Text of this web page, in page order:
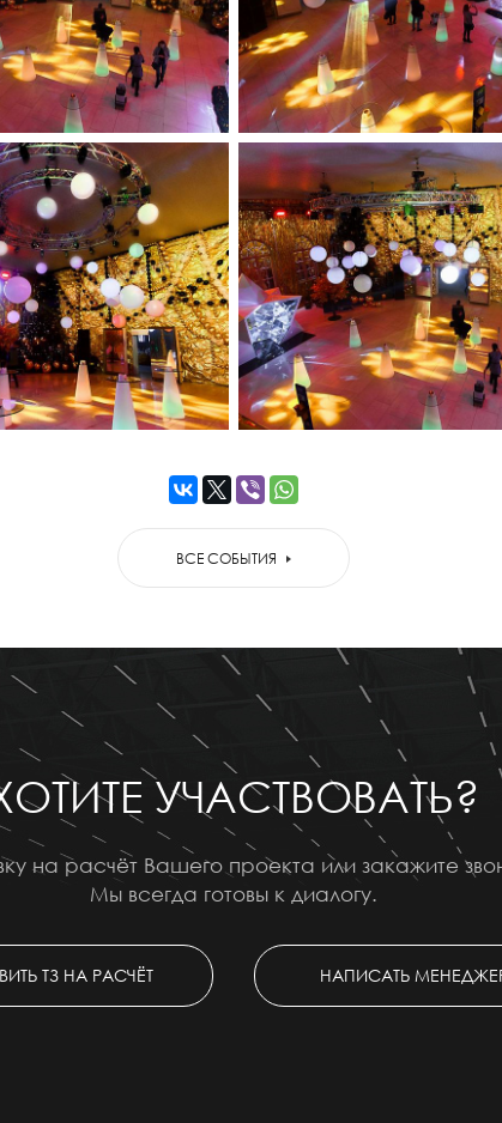
ВСЕ СОБЫТИЯ
УЧАСТВОВАТЬ?
на расчёт Вашего проекта или закажите
Мы всегда готовы к диалогу.
ТЗ НА РАСЧЁТ НАПИСАТЬ